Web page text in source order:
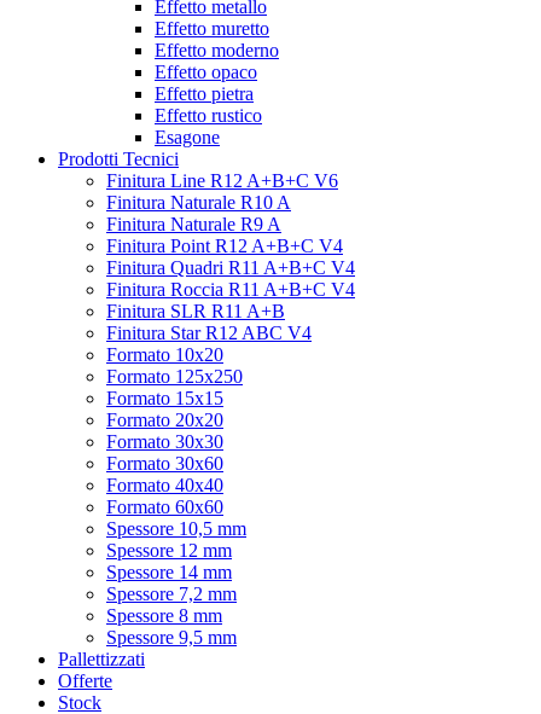
Effetto metallo
Effetto muretto
Effetto moderno
Effetto opaco
Effetto pietra
Effetto rustico
Esagone
Prodotti Tecnici
Finitura Line R12 A+B+C V6
Finitura Naturale R10 A
Finitura Naturale R9 A
Finitura Point R12 A+B+C V4
Finitura Quadri R11 A+B+C V4
Finitura Roccia R11 A+B+C V4
Finitura SLR R11 A+B
Finitura Star R12 ABC V4
Formato 10x20
Formato 125x250
Formato 15x15
Formato 20x20
Formato 30x30
Formato 30x60
Formato 40x40
Formato 60x60
Spessore 10,5 mm
Spessore 12 mm
Spessore 14 mm
Spessore 7,2 mm
Spessore 8 mm
Spessore 9,5 mm
Pallettizzati
Offerte
Stock